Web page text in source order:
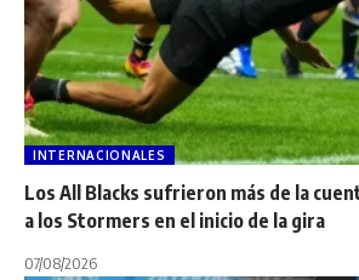
INTERNACIONALES
Los All Blacks sufrieron más de la
a los Stormers en el inicio de la gira
07/08/2026